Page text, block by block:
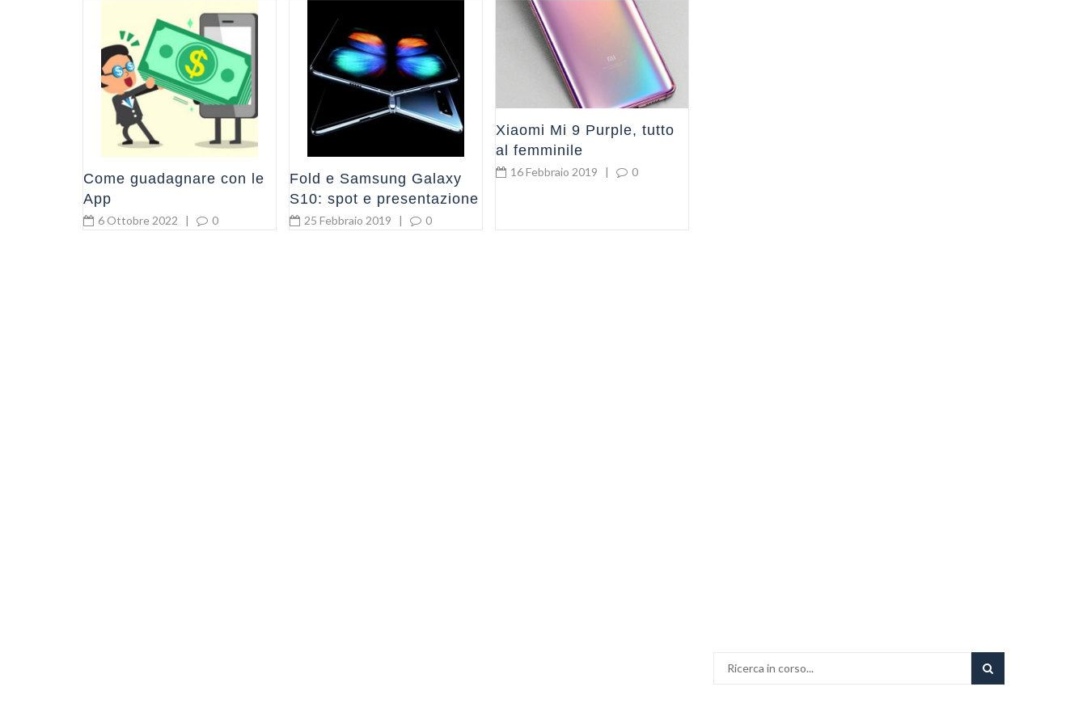
Come guadagnare con le
App
6 Ottobre 2022 | 0
Fold e Samsung Galaxy
S10: spot e presentazione
ufficiale
25 Febbraio 2019 | 0
Xiaomi Mi 9 Purple, tutto
al femminile
16 Febbraio 2019 | 0